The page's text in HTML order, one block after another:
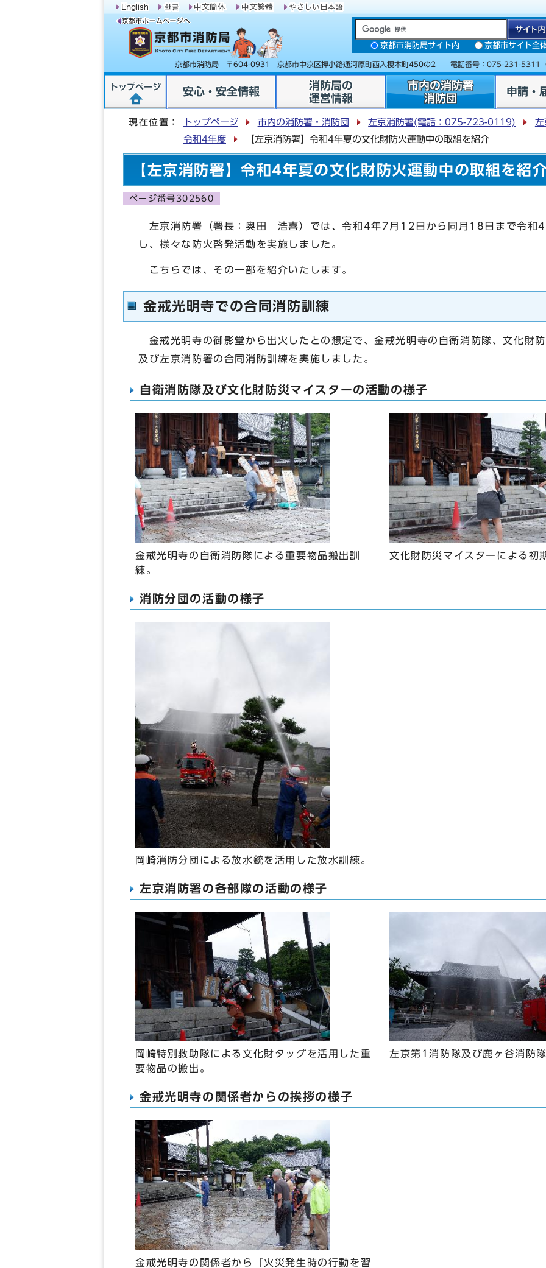
京都市消防局サイト内 京都市サイト全
京都市消防局 〒604-0931 京都市中京区押小路通河原町西入榎木町450の2 電話番号： 075-231-5311
トップページ 安心・安全情報
消防局の
運営情報
市内の消防署
消防団
申請・
現在位置： トップページ 市内の消防署・消防団 左京消防署(電話：075-723-0119)
左
令和4年度
【左京消防署】令和4年夏の文化財防火運動中の取組を紹介
【左京消防署】令和4年夏の文化財防火運動中の取組を紹
ページ番号302560
左京消防署（署長：奥田 浩喜）では、令和4年7月12日から同月18日まで令和4
し、様々な防火啓発活動を実施しました。
こちらでは、その一部を紹介いたします。
金戒光明寺での合同消防訓練
金戒光明寺の御影堂から出火したとの想定で、金戒光明寺の自衛消防隊、文化財
及び左京消防署の合同消防訓練を実施しました。
自衛消防隊及び文化財防災マイスターの活動の様子
金戒光明寺の自衛消防隊による重要物品搬出訓
練。
文化財防災マイスターによる初
消防分団の活動の様子
岡崎消防分団による放水銃を活用した放水訓練。
左京消防署の各部隊の活動の様子
岡崎特別救助隊による文化財タッグを活用した重
要物品の搬出。
左京第1消防隊及び鹿ヶ谷消防
金戒光明寺の関係者からの挨拶の様子
金戒光明寺の関係者から「火災発生時の行動を習